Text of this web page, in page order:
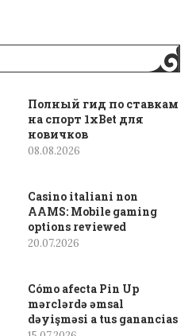
Полный гид по ставкам
на спорт 1xBet для
новичков
08.08.2026
Casino italiani non
AAMS: Mobile gaming
options reviewed
20.07.2026
Cómo afecta Pin Up
mərclərdə əmsal
dəyişməsi a tus ganancias